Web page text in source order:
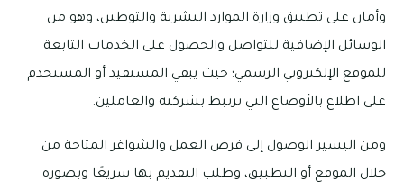
وأمان على تطبيق وزارة الموارد البشرية والتوطين، وهو من
الوسائل الإضافية للتواصل والحصول على الخدمات التابعة
للموقع الإلكتروني الرسمي؛ حيث يبقي المستفيد أو المستخدم
على اطلاع بالأوضاع التي ترتبط بشركته والعاملين.
ومن اليسير الوصول إلى فرض العمل والشواغر المتاحة من
خلال الموقع أو التطبيق، وطلب التقديم بها سريعًا وبصورة